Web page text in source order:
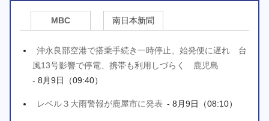
MBC 南日本新聞
沖永良部空港で搭乗手続き一時停止、始発便に遅れ 台
風13号影響で停電、携帯も利用しづらく 鹿児島
- 8月9日（09:40）
レベル３大雨警報が鹿屋市に発表 - 8月9日（08:10）